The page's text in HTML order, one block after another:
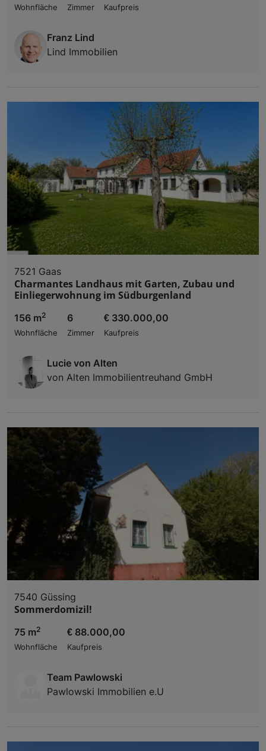
Wohnfläche
Zimmer Kaufpreis
Franz Lind
Lind Immobilien
7521 Gaas
Charmantes Landhaus mit Garten, Zubau und
Einliegerwohnung im Südburgenland
156 m2
Wohnfläche
6
Zimmer
€ 330.000,00
Kaufpreis
Lucie von Alten
von Alten Immobilientreuhand GmbH
7540 Güssing
Sommerdomizil!
75 m2
Wohnfläche
€ 88.000,00
Kaufpreis
Team Pawlowski
Pawlowski Immobilien e.U